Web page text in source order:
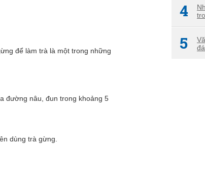
để làm trà là một trong những
đường nâu, đun trong khoảng 5
dùng trà gừng.
4
5